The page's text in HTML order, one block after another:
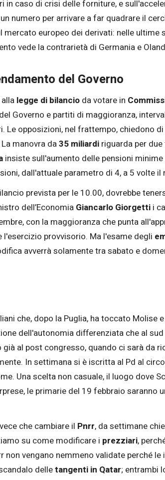
in caso di crisi delle forniture, e
numero per arrivare a far quadrare il
europeo dei derivati: nelle ultime
vede la contrarietà di Germania e
del Governo
alla legge di bilancio da votare in
Governo e partiti di maggioranza,
opposizioni, nel frattempo, chiedono
manovra da35 miliardi riguarda per
insiste sull'aumento delle pensioni
dall'attuale parametro di 4, a 5 volte il
prevista per le 10.00, dovrebbe
dell’EconomiaGiancarlo Giorgetti i
con la maggioranza che punta
provvisorio. Ma l'esame degli
avverrà solamente tra sabato e
che, dopo la Puglia, ha toccato Molise
dell'autonomia differenziata che al
già al post congresso, quando ci sarà da
In settimana si è iscritta al Pd al
Una scelta non casuale, il luogo dove
le primarie del 19 febbraio saranno
che cambiare il Pnrr, da settimane
su come modificare i prezziari,
vengano nemmeno validate perché
delletangenti in Qatar; entrambi